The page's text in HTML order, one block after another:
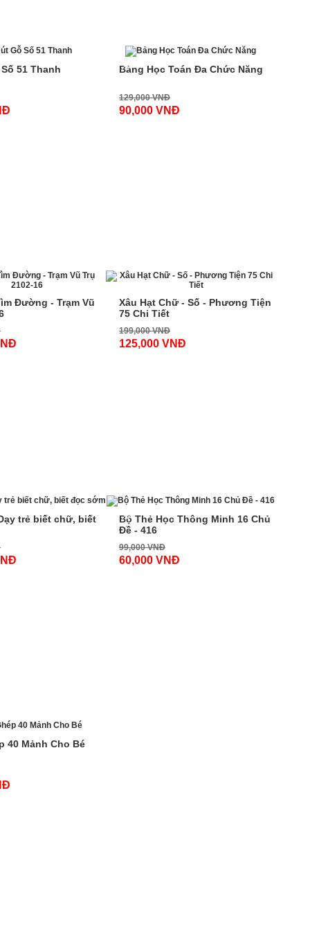
51 Thanh -31%Bảng Học Toán Đa Chức Năng
129,000 VNĐ
90,000 VNĐ
Đường - Trạm Vũ
Xâu Hạt Chữ - Số - Phương Tiện
75 Chi Tiết
199,000 VNĐ
125,000 VNĐ
trẻ biết chữ, biết -40%Bộ Thẻ Học Thông Minh 16 Chủ
Đề - 416
99,000 VNĐ
60,000 VNĐ
40 Mảnh Cho Bé